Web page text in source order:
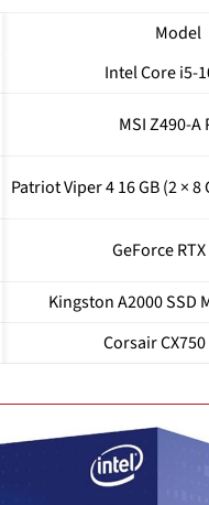
Model
Intel Core i5-
MSI Z490-A
Patriot Viper 4 16 GB (2 × 8
GeForce
Kingston A2000 SSD
Corsair CX750